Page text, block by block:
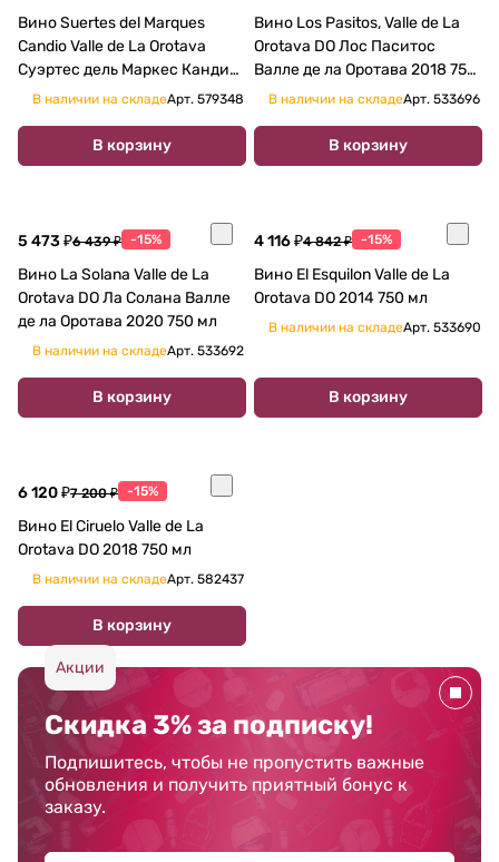
Вино Suertes del Marques
Candio Valle de La Orotava
Суэртес дель Маркес Кандио
Валле де ла Оротава 2014 750
В наличии на складеАрт. 579348
В корзину
Вино Los Pasitos, Valle de La
Orotava DO Лос Паситос
Валле де ла Оротава 2018 750
млВ наличии на складеАрт. 533696
В корзину
5 473 ₽6 439 ₽ -15%
Вино La Solana Valle de La
Orotava DO Ла Солана Валле
де ла Оротава 2020 750 мл
В наличии на складеАрт. 533692
В корзину
4 116 ₽4 842 ₽ -15%
Вино El Esquilon Valle de La
Orotava DO 2014 750 мл
В наличии на складеАрт. 533690
В корзину
6 120 ₽7 200 ₽ -15%
Вино El Ciruelo Valle de La
Orotava DO 2018 750 мл
В наличии на складеАрт. 582437
В корзину
Акции
Скидка 3% за подписку!
Подпишитесь, чтобы не пропустить важные
обновления и получить приятный бонус к
заказу.